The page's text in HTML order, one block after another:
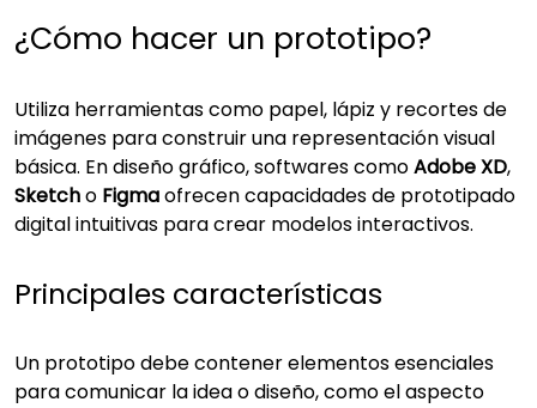
¿Cómo hacer un prototipo?
Utiliza herramientas como papel, lápiz y recortes de
imágenes para construir una representación visual
básica. En diseño gráfico, softwares comoAdobe XD,
Sketcho Figmaofrecen capacidades de prototipado
digital intuitivas para crear modelos interactivos.
Principales características
Un prototipo debe contener elementos esenciales
para comunicar la idea o diseño, como el aspecto